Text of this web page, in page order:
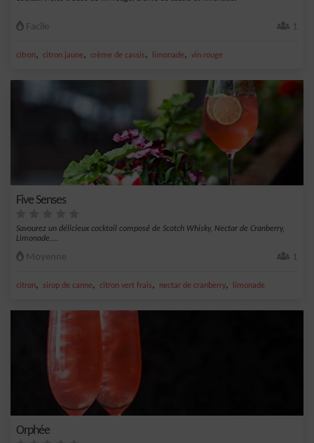
Facile 1
citron, citron jaune, crème de cassis, limonade, vin rouge
Five Senses
Savourez un délicieux cocktail composé de Scotch Whisky, Nectar de Cranberry,
Limonade,...
Moyenne 1
citron, sirop de canne, citron vert frais, nectar de cranberry, limonade
Orphée